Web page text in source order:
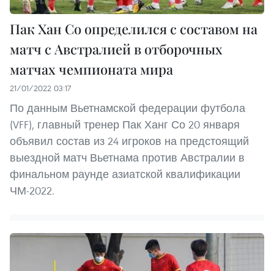
Пак Хан Со определился с составом на
матч с Австралией в отборочных
матчах чемпионата мира
21/01/2022 03:17
По данным Вьетнамской федерации футбола
(VFF), главный тренер Пак Ханг Со 20 января
объявил состав из 24 игроков на предстоящий
выездной матч Вьетнама против Австралии в
финальном раунде азиатской квалификации
ЧМ-2022.